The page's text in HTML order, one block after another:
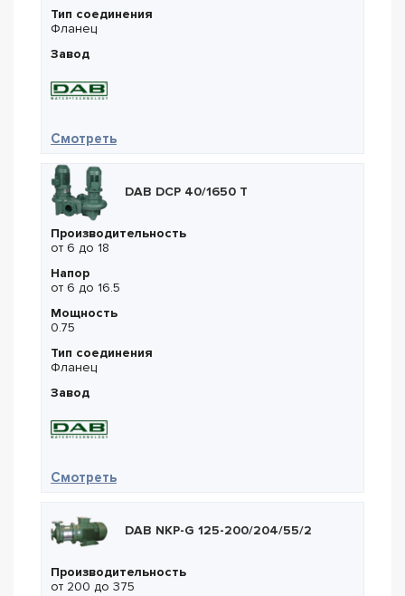
Тип соединения
Фланец
Завод
Смотреть— DAB CP-G 100-3050/A/BAQE/15
DAB DCP 40/1650 T
Производительность
от 6 до 18
Напор
от 6 до 16.5
Мощность
0.75
Тип соединения
Фланец
Завод
Смотреть— DAB DCP 40/1650 T
DAB NKP-G 125-200/204/55/2
Производительность
от 200 до 375